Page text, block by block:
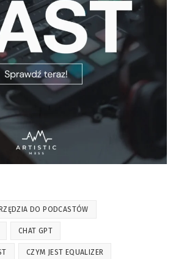
DO PODCASTÓW
CHAT GPT
CZYM JEST EQUALIZER